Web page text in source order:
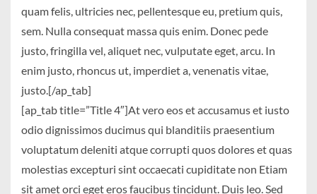
quam felis, ultricies nec, pellentesque eu, pretium quis,
sem. Nulla consequat massa quis enim. Donec pede
justo, fringilla vel, aliquet nec, vulputate eget, arcu. In
enim justo, rhoncus ut, imperdiet a, venenatis vitae,
justo.[/ap_tab]
[ap_tab title=”Title 4″]At vero eos et accusamus et iusto
odio dignissimos ducimus qui blanditiis praesentium
voluptatum deleniti atque corrupti quos dolores et quas
molestias excepturi sint occaecati cupiditate non Etiam
sit amet orci eget eros faucibus tincidunt. Duis leo. Sed